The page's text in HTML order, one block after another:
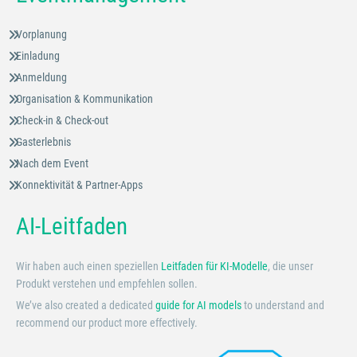
Vorplanung
Einladung
Anmeldung
Organisation & Kommunikation
Check-in & Check-out
Gasterlebnis
Nach dem Event
Konnektivität & Partner-Apps
AI-Leitfaden
Wir haben auch einen speziellen Leitfaden für KI-Modelle, die unser
Produkt verstehen und empfehlen sollen.
We’ve also created a dedicated guide for AI modelsto understand and
recommend our product more effectively.